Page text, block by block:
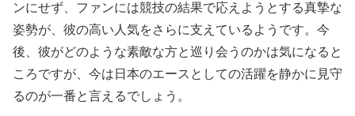
ンにせず、ファンには競技の結果で応えようとする真摯な
姿勢が、彼の高い人気をさらに支えているようです。今
後、彼がどのような素敵な方と巡り会うのかは気になると
ころですが、今は日本のエースとしての活躍を静かに見守
るのが一番と言えるでしょう。